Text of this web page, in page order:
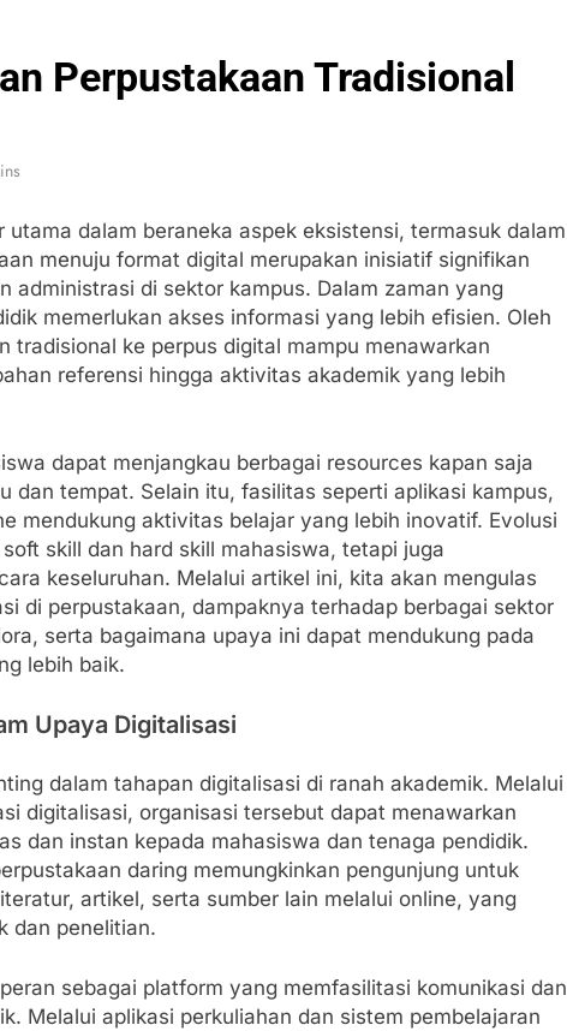
Perpustakaan Tradisional
dalam beraneka aspek eksistensi, termasuk dalam
menuju format digital merupakan inisiatif signifikan
administrasi di sektor kampus. Dalam zaman yang
memerlukan akses informasi yang lebih efisien. Oleh
tradisional ke perpus digital mampu menawarkan
referensi hingga aktivitas akademik yang lebih
dapat menjangkau berbagai resources kapan saja
dan tempat. Selain itu, fasilitas seperti aplikasi kampus,
mendukung aktivitas belajar yang lebih inovatif. Evolusi
skill dan hard skill mahasiswa, tetapi juga
keseluruhan. Melalui artikel ini, kita akan mengulas
di perpustakaan, dampaknya terhadap berbagai sektor
serta bagaimana upaya ini dapat mendukung pada
lebih baik.
Upaya Digitalisasi
dalam tahapan digitalisasi di ranah akademik. Melalui
digitalisasi, organisasi tersebut dapat menawarkan
dan instan kepada mahasiswa dan tenaga pendidik.
daring memungkinkan pengunjung untuk
artikel, serta sumber lain melalui online, yang
dan penelitian.
sebagai platform yang memfasilitasi komunikasi dan
Melalui aplikasi perkuliahan dan sistem pembelajaran